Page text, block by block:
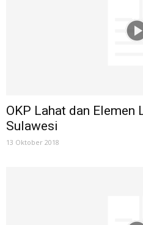
OKP Lahat dan Elemen
Sulawesi
13 Oktober 2018